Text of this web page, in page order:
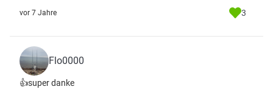
vor 7 Jahre 3
Flo0000
👍super danke